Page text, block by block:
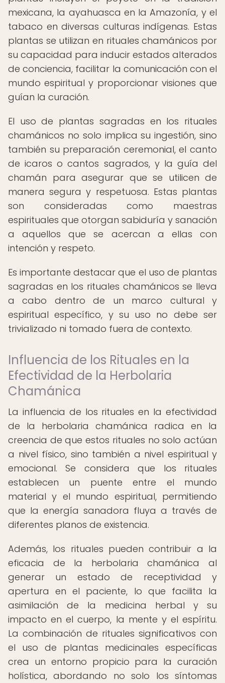
mexicana, la ayahuasca en la Amazonía, y el
tabaco en diversas culturas indígenas. Estas
plantas se utilizan en rituales chamánicos por
su capacidad para inducir estados alterados
de conciencia, facilitar la comunicación con el
mundo espiritual y proporcionar visiones que
guían la curación.
El uso de plantas sagradas en los rituales
chamánicos no solo implica su ingestión, sino
también su preparación ceremonial, el canto
de icaros o cantos sagrados, y la guía del
chamán para asegurar que se utilicen de
manera segura y respetuosa. Estas plantas
son consideradas como maestras
espirituales que otorgan sabiduría y sanación
a aquellos que se acercan a ellas con
intención y respeto.
Es importante destacar que el uso de plantas
sagradas en los rituales chamánicos se lleva
a cabo dentro de un marco cultural y
espiritual específico, y su uso no debe ser
trivializado ni tomado fuera de contexto.
Influencia de los Rituales en la
Efectividad de la Herbolaria
Chamánica
La influencia de los rituales en la efectividad
de la herbolaria chamánica radica en la
creencia de que estos rituales no solo actúan
a nivel físico, sino también a nivel espiritual y
emocional. Se considera que los rituales
establecen un puente entre el mundo
material y el mundo espiritual, permitiendo
que la energía sanadora fluya a través de
diferentes planos de existencia.
Además, los rituales pueden contribuir a la
eficacia de la herbolaria chamánica al
generar un estado de receptividad y
apertura en el paciente, lo que facilita la
asimilación de la medicina herbal y su
impacto en el cuerpo, la mente y el espíritu.
La combinación de rituales significativos con
el uso de plantas medicinales específicas
crea un entorno propicio para la curación
holística, abordando no solo los síntomas